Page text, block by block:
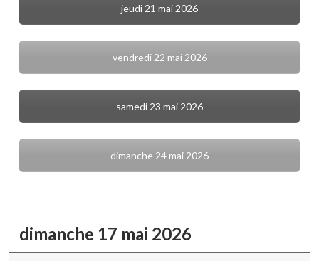
jeudi 21 mai 2026
vendredi 22 mai 2026
samedi 23 mai 2026
dimanche 24 mai 2026
dimanche 17 mai 2026